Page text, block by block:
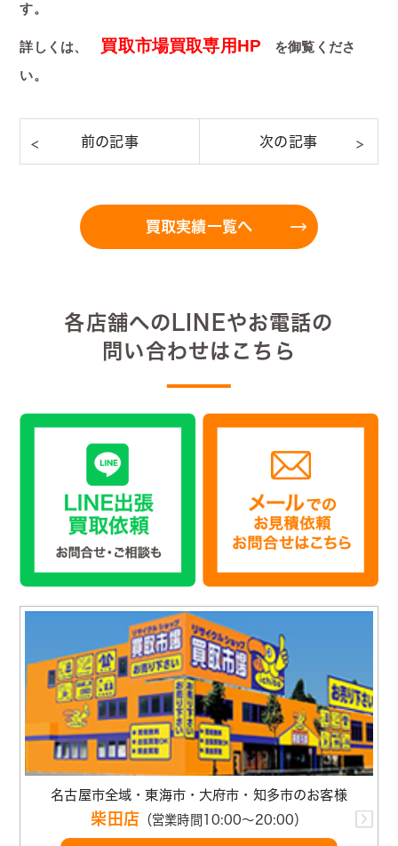
す。
詳しくは、 買取市場買取専用HP を御覧くださ
い。
買取実績一覧へ
各店舗へのLINEやお電話の
問い合わせはこちら
名古屋市全域・東海市・大府市・知多市のお客様
柴田店 （営業時間10:00～20:00）